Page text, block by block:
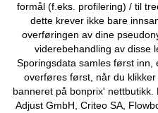
©
formål (f.eks. profilering) / til
dette krever ikke bare
overføringen av dine
viderebehandling av disse
Sporingsdata samles først inn,
overføres først, når du
banneret på bonprix'
Adjust GmbH, Criteo SA,